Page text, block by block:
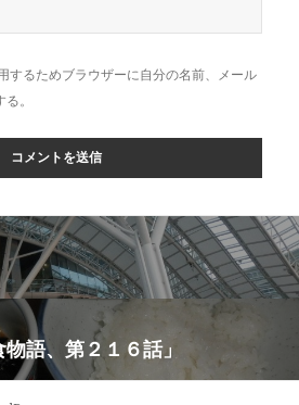
するためブラウザーに自分の名前、メール
。
語、第２１６話」